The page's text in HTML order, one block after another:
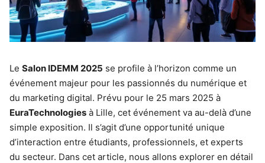
Le Salon IDEMM 2025 se profile à l’horizon comme un
événement majeur pour les passionnés du numérique et
du marketing digital. Prévu pour le 25 mars 2025 à
EuraTechnologies à Lille, cet événement va au-delà d’une
simple exposition. Il s’agit d’une opportunité unique
d’interaction entre étudiants, professionnels, et experts
du secteur. Dans cet article, nous allons explorer en détail